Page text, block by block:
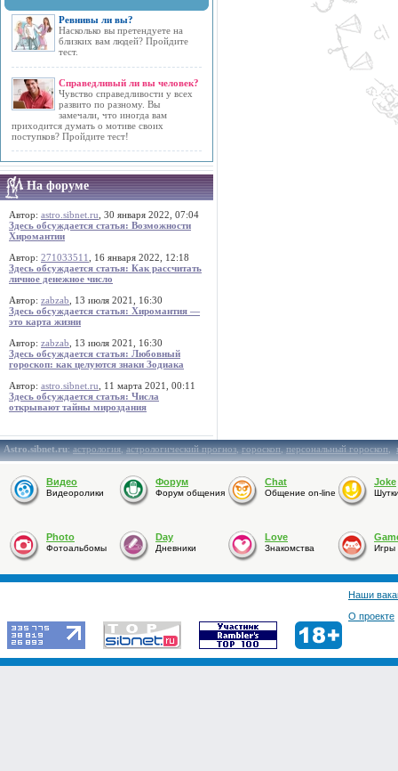
Ревнивы ли вы?
Насколько вы претендуете на
близких вам людей? Пройдите
тест.
Справедливый ли вы человек?
Чувство справедливости у всех
развито по разному. Вы
замечали, что иногда вам
приходится думать о мотиве своих
поступков? Пройдите тест!
На форуме
Автор: astro.sibnet.ru , 30 января 2022, 07:04
Здесь обсуждается статья: Возможности
Хиромантии
Автор: 271033511
, 16 января 2022, 12:18
Здесь обсуждается статья: Как рассчитать
личное денежное число
Автор: zabzab , 13 июля 2021, 16:30
Здесь обсуждается статья: Хиромантия —
это карта жизни
Автор: zabzab , 13 июля 2021, 16:30
Здесь обсуждается статья: Любовный
гороскоп: как целуются знаки Зодиака
Автор: astro.sibnet.ru , 11 марта 2021, 00:11
Здесь обсуждается статья: Числа
открывают тайны мироздания
Astro.sibnet.ru:астрология,астрологический прогноз,гороскоп,персональный гороскоп,
Видео
Видеоролики
Форум
Форум общения
Chat
Общение on-line
Joke
Photo
Фотоальбомы
Day
Дневники
Love
Знакомства Игры
Наши
О проекте